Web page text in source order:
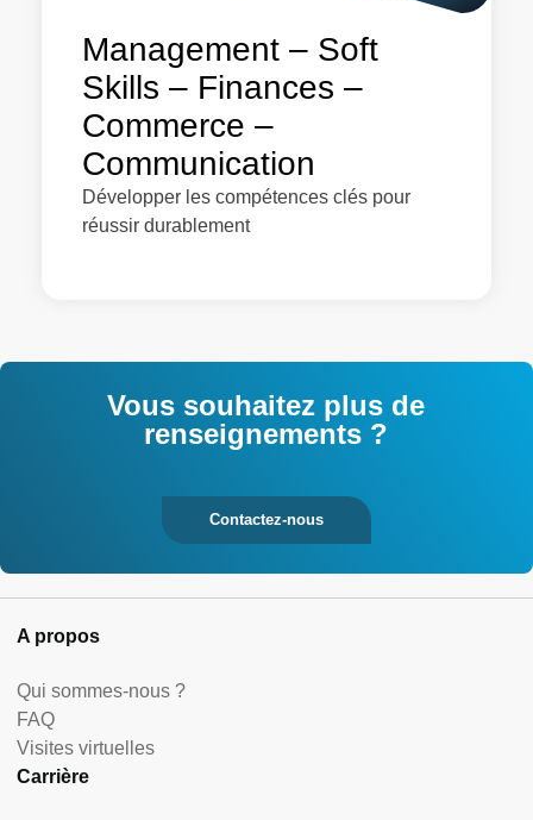
Management – Soft
Skills – Finances –
Commerce –
Communication
Développer les compétences clés pour
réussir durablement
Vous souhaitez plus de
renseignements ?
Contactez-nous
A propos
Qui sommes-nous ?
FAQ
Visites virtuelles
Carrière